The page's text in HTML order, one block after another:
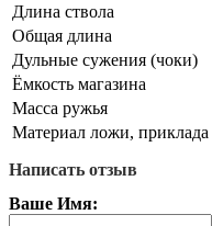
Длина ствола
Общая длина
Дульные сужения (чоки)
Ёмкость магазина
Масса ружья
Материал ложи, приклада
Написать отзыв
Ваше Имя: